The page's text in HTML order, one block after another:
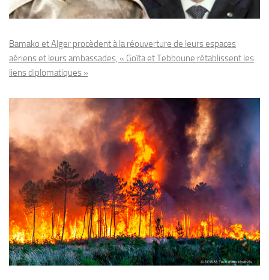
Bamako et Alger procèdent à la réouverture de leurs espaces
aériens et leurs ambassades, « Goïta et Tebboune rétablissent les
liens diplomatiques »